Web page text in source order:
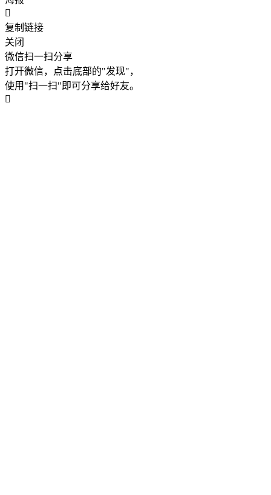
复制链接
关闭
微信扫一扫分享
打开微信，点击底部的"发现"，
使用"扫一扫"即可分享给好友。